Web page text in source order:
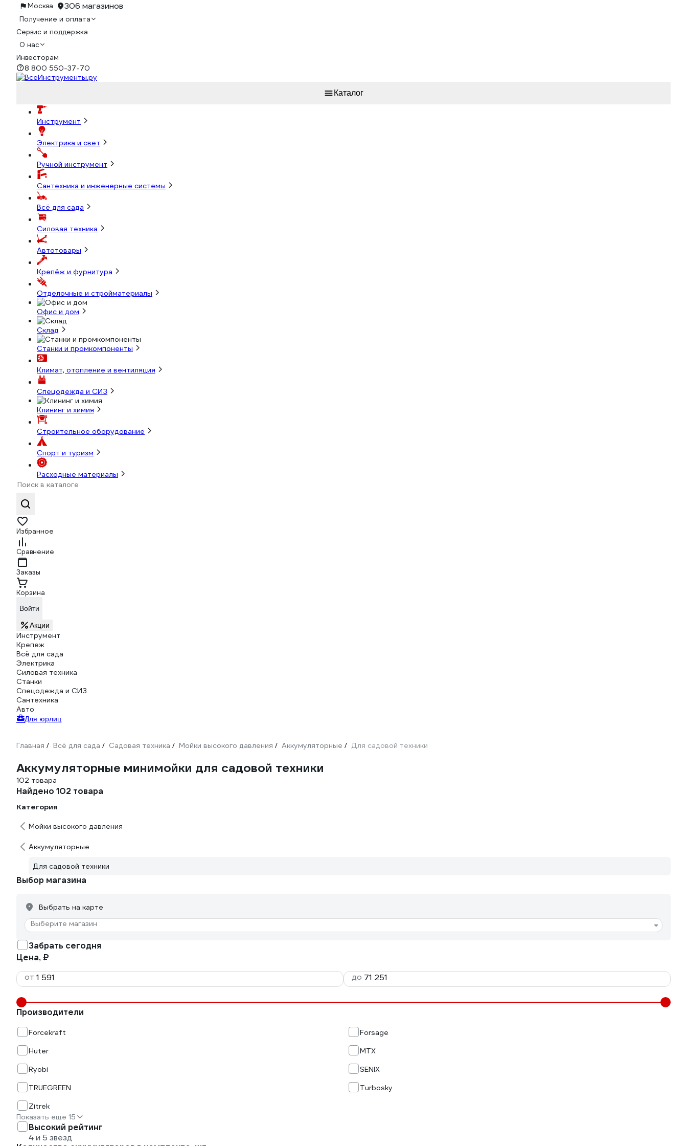
Москва 306 магазинов
Получение и оплата
Сервис и поддержка
О нас
Инвесторам
8 800 550-37-70
Каталог
Инструмент
Электрика и свет
Ручной инструмент
Сантехника и инженерные системы
Всё для сада
Силовая техника
Автотовары
Крепёж и фурнитура
Отделочные и стройматериалы
Офис и дом
Склад
Станки и промкомпоненты
Климат, отопление и вентиляция
Спецодежда и СИЗ
Клининг и химия
Строительное оборудование
Спорт и туризм
Расходные материалы
Избранное
Сравнение
Заказы
Корзина
Войти
Акции
Инструмент
Крепеж
Всё для сада
Электрика
Силовая техника
Станки
Спецодежда и СИЗ
Сантехника
Авто
Для юрлиц
Главная / Всё для сада / Садовая техника / Мойки высокого давления / Аккумуляторные / Для садовой техники
Аккумуляторные минимойки для садовой техники
102 товара
Найдено 102 товара
Категория
Мойки высокого давления
Аккумуляторные
Для садовой техники
Выбор магазина
Выбрать на карте
Выберите магазин
Забрать сегодня
Цена, ₽
от
до
Производители
Forcekraft
Forsage
Huter
MTX
Ryobi
SENIX
TRUEGREEN
Turbosky
Zitrek
Показать еще 15
Высокий рейтинг
4 и 5 звезд